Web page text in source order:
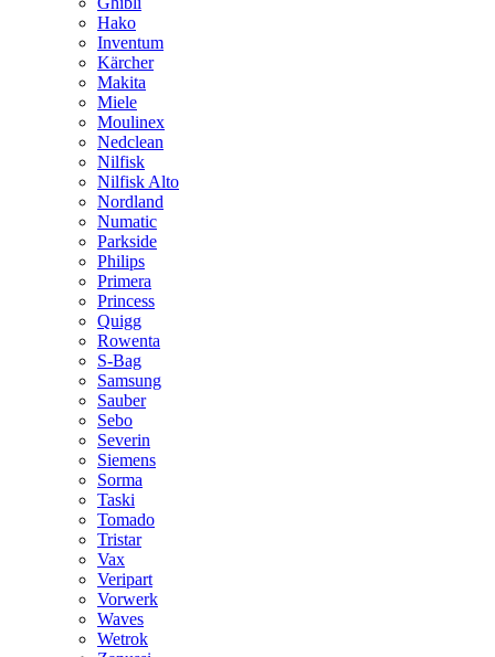
Hako
Inventum
Kärcher
Makita
Miele
Moulinex
Nedclean
Nilfisk
Nilfisk Alto
Nordland
Numatic
Parkside
Philips
Primera
Princess
Quigg
Rowenta
S-Bag
Samsung
Sauber
Sebo
Severin
Siemens
Sorma
Taski
Tomado
Tristar
Vax
Veripart
Vorwerk
Waves
Wetrok